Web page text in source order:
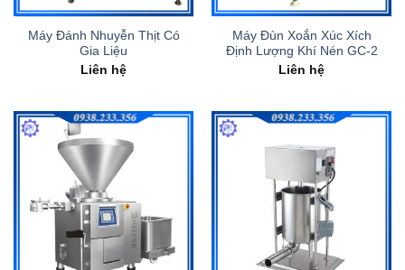
Máy Đánh Nhuyễn Thịt Có
Gia Liệu
Liên hệ
Máy Đùn Xoắn Xúc Xích
Định Lượng Khí Nén GC-2
Liên hệ